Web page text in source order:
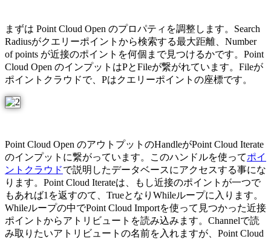
まずは Point Cloud Open のプロパティを調整します。Search
Radiusがクエリーポイントから検索する最大距離、Number
of points が近接のポイントを何個まで見つけるかです。Point
Cloud Open のインプットはPとFileが繋がれています。Fileが
ポイントクラウドで、Pはクエリーポイントの座標です。
Point Cloud Open のアウトプットのHandleがPoint Cloud Iterate
のインプットに繋がっています。このハンドルを使ってポイ
ントクラウドで説明したデータベースにアクセスする事にな
ります。Point Cloud Iterateは、もし近接のポイントが一つで
もあれば1を返すのて、TrueとなりWhileループに入ります。
Whileループの中でPoint Cloud Importを使って見つかった近接
ポイントからアトリビュートを読み込みます。Channelで読
み取りたいアトリビュートの名前を入れますが、Point Cloud